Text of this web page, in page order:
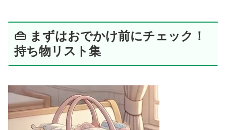
👜 まずはおでかけ前にチェック！
持ち物リスト集